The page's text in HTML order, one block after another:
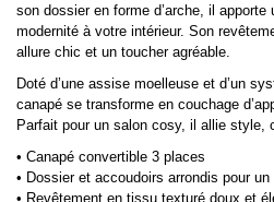
son dossier en forme d’arche, il apporte
modernité à votre intérieur. Son
allure chic et un toucher agréable.
Doté d’une assise moelleuse et d’un
canapé se transforme en couchage
Parfait pour un salon cosy, il allie style,
• Canapé convertible 3 places
• Dossier et accoudoirs arrondis pour
• Revêtement en tissu texturé doux et